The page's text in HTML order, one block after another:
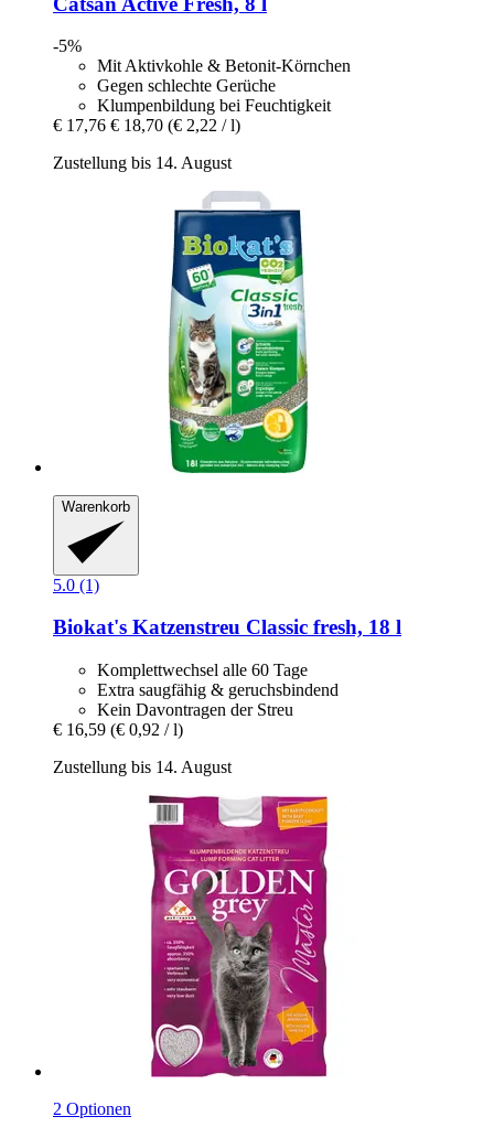
-5%
Mit Aktivkohle & Betonit-Körnchen
Gegen schlechte Gerüche
Klumpenbildung bei Feuchtigkeit
€ 17,76 € 18,70 (€ 2,22 / l)
Zustellung bis 14. August
Warenkorb
5.0 (1)
Biokat's Katzenstreu Classic fresh, 18 l
Komplettwechsel alle 60 Tage
Extra saugfähig & geruchsbindend
Kein Davontragen der Streu
€ 16,59 (€ 0,92 / l)
Zustellung bis 14. August
2 Optionen